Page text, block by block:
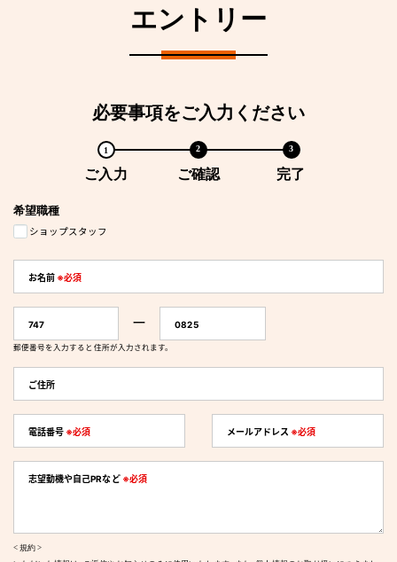
エントリー
必要事項をご入力ください
ご入力 ご確認 完了
希望職種
ショップスタッフ
お名前 ※必須
747 ー 0825
郵便番号を入力すると 住所が入力されます。
ご住所
電話番号 ※必須 メールアドレス ※必須
志望動機や自己PRなど ※必須
< 規約 >